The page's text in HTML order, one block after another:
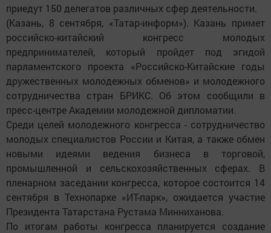
приедут 150 делегатов различных сфер деятельности.
(Казань, 8 сентября, «Татар-информ»). Казань примет
российско-китайский конгресс молодых
предпринимателей, который пройдет под эгидой
парламентского проекта «Российско-Китайские годы
дружественных молодежных обменов» и молодежного
сотрудничества стран БРИКС. Об этом сообщили в
пресс-центре Академии молодежной дипломатии.
Среди целей молодежного конгресса - сотрудничество
молодых специалистов России и Китая, а также обмен
новыми идеями ведения бизнеса в торговой,
промышленной и сельскохозяйственных сферах. В
пленарном заседании конгресса, которое состоится 14
сентября в Технопарке «ИТ-парк», ожидается участие
Президента Татарстана Рустама Минниханова.
По итогам работы конгресса планируется создание